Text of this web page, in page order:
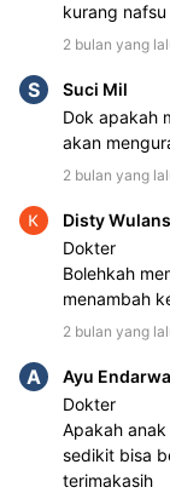
kurang
2 bulan yang
S
Suci Mil
Dok apakah
akan
2 bulan yang
Disty
Dokter
Bolehkah
menambah
2 bulan yang
A
Ayu
Dokter
Apakah
sedikit bisa
terimakasih